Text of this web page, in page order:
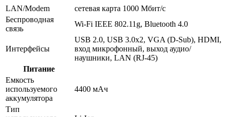
LAN/Modem
сетевая карта 1000 Мбит/c
Беспроводная
связь
Wi-Fi IEEE 802.11g, Bluetooth 4.0
Интерфейсы
USB 2.0, USB 3.0x2, VGA (D-Sub), HDMI,
вход микрофонный, выход аудио/
наушники, LAN (RJ-45)
Питание
Емкость
используемого
аккумулятора
4400 мАч
Тип